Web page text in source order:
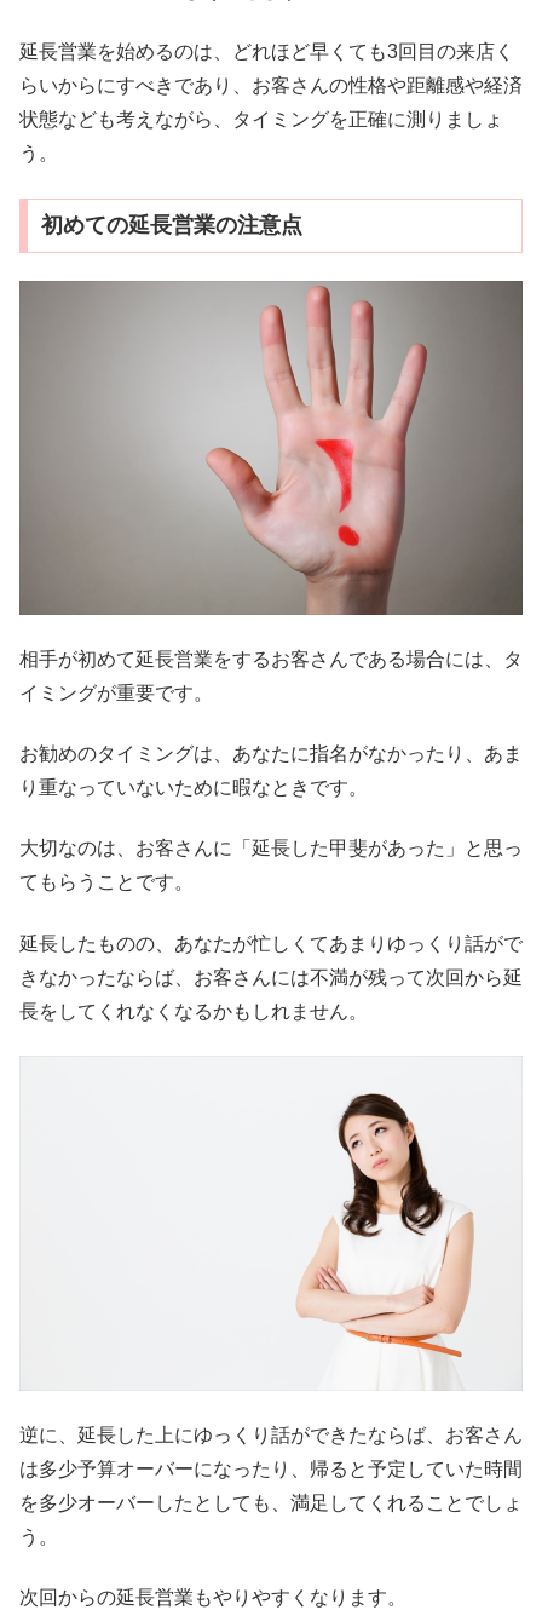
延長営業を始めるのは、どれほど早くても3回目の来店く
らいからにすべきであり、お客さんの性格や距離感や経済
状態なども考えながら、タイミングを正確に測りましょ
う。
初めての延長営業の注意点
相手が初めて延長営業をするお客さんである場合には、タ
イミングが重要です。
お勧めのタイミングは、あなたに指名がなかったり、あま
り重なっていないために暇なときです。
大切なのは、お客さんに「延長した甲斐があった」と思っ
てもらうことです。
延長したものの、あなたが忙しくてあまりゆっくり話がで
きなかったならば、お客さんには不満が残って次回から延
長をしてくれなくなるかもしれません。
逆に、延長した上にゆっくり話ができたならば、お客さん
は多少予算オーバーになったり、帰ると予定していた時間
を多少オーバーしたとしても、満足してくれることでしょ
う。
次回からの延長営業もやりやすくなります。